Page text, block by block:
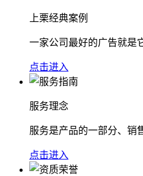
上栗经典案例
一家公司最好的广告就是
点击进入
服务理念
服务是产品的一部分、销
点击进入